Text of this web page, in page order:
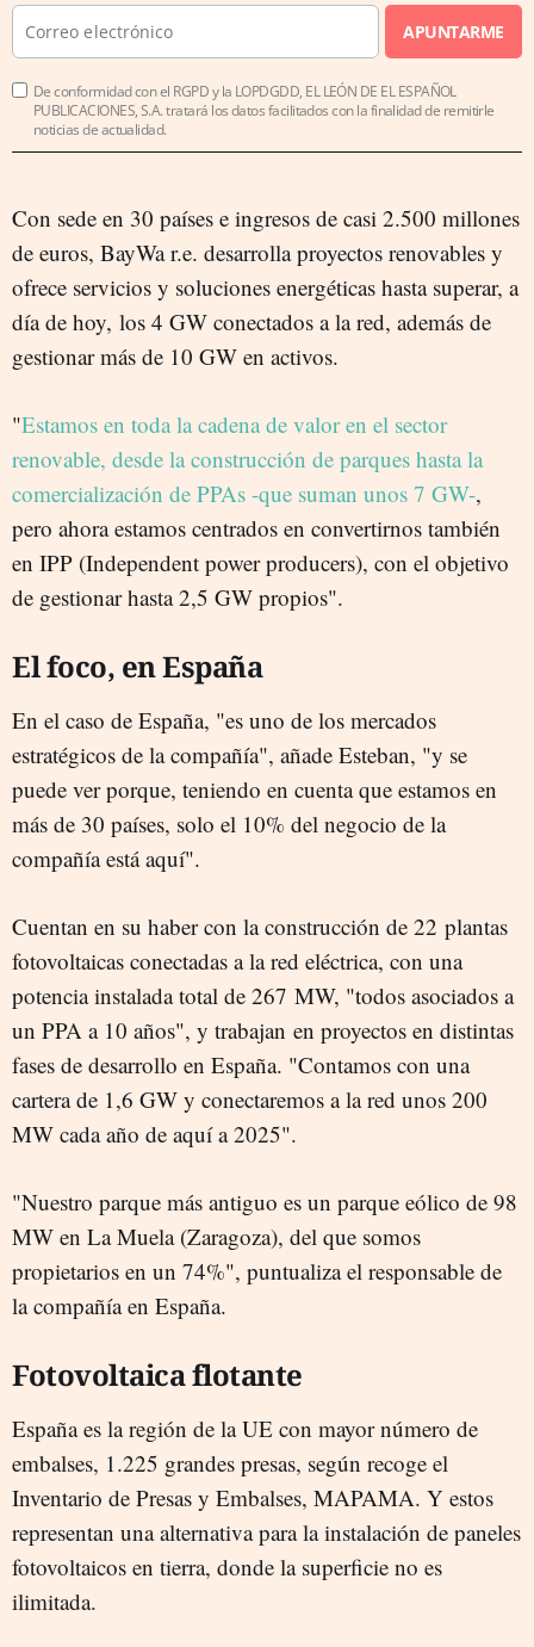
APUNTARME
De conformidad con el RGPD y la LOPDGDD, EL LEÓN DE EL ESPAÑOL
PUBLICACIONES, S.A. tratará los datos facilitados con la finalidad de remitirle
noticias de actualidad.
Con sede en 30 países e ingresos de casi 2.500 millones
de euros, BayWa r.e. desarrolla proyectos renovables y
ofrece servicios y soluciones energéticas hasta superar, a
día de hoy, los 4 GW conectados a la red, además de
gestionar más de 10 GW en activos.
"Estamos en toda la cadena de valor en el sector
renovable, desde la construcción de parques hasta la
comercialización de PPAs -que suman unos 7 GW-,
pero ahora estamos centrados en convertirnos también
en IPP (Independent power producers), con el objetivo
de gestionar hasta 2,5 GW propios".
El foco, en España
En el caso de España, "es uno de los mercados
estratégicos de la compañía", añade Esteban, "y se
puede ver porque, teniendo en cuenta que estamos en
más de 30 países, solo el 10% del negocio de la
compañía está aquí".
Cuentan en su haber con la construcción de 22 plantas
fotovoltaicas conectadas a la red eléctrica, con una
potencia instalada total de 267 MW, "todos asociados a
un PPA a 10 años", y trabajan en proyectos en distintas
fases de desarrollo en España. "Contamos con una
cartera de 1,6 GW y conectaremos a la red unos 200
MW cada año de aquí a 2025".
"Nuestro parque más antiguo es un parque eólico de 98
MW en La Muela (Zaragoza), del que somos
propietarios en un 74%", puntualiza el responsable de
la compañía en España.
Fotovoltaica flotante
España es la región de la UE con mayor número de
embalses, 1.225 grandes presas, según recoge el
Inventario de Presas y Embalses, MAPAMA. Y estos
representan una alternativa para la instalación de paneles
fotovoltaicos en tierra, donde la superficie no es
ilimitada.